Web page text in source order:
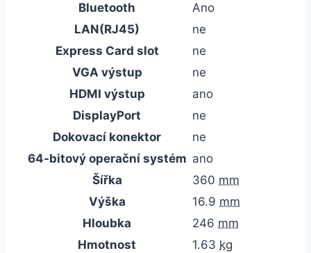
Bluetooth
Ano
LAN(RJ45)
ne
Express Card slot
ne
VGA výstup
ne
HDMI výstup
ano
DisplayPort
ne
Dokovací konektor
ne
64-bitový operační systém ano
Šířka
360 mm
Výška
16.9 mm
Hloubka
246 mm
Hmotnost
1.63 kg